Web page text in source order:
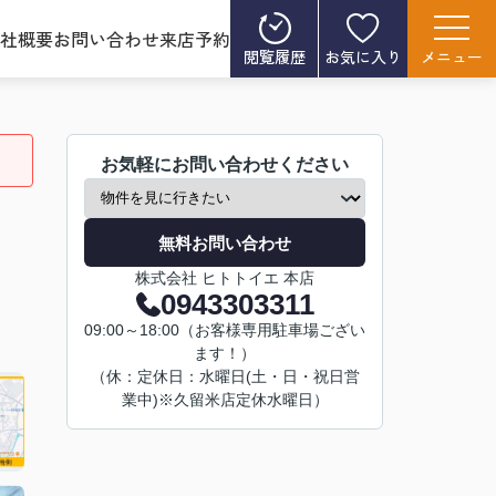
概要お問い合わせ来店予約
閲覧履歴 お気に入り メニュー
お気軽にお問い合わせください
無料お問い合わせ
株式会社 ヒトトイエ 本店
0943303311
09:00～18:00（お客様専用駐車場ござい
ます！）
（休：定休日：水曜日(土・日・祝日営
業中)※久留米店定休水曜日）